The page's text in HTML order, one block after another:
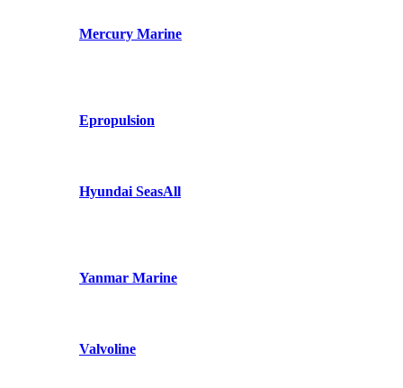
Mercury Marine
Epropulsion
Hyundai SeasAll
Yanmar Marine
Valvoline